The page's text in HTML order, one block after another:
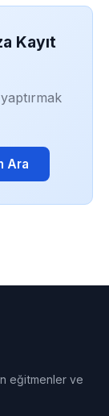
Kayıt
Ara
eğitmenler ve